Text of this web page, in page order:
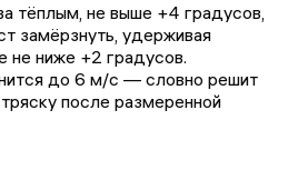
тёплым, не выше +4 градусов,
замёрзнуть, удерживая
не ниже +2 градусов.
до 6 м/с — словно решит
после размеренной